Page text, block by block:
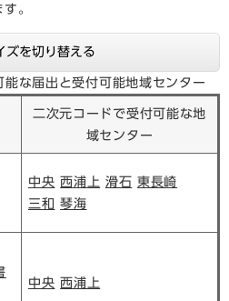
。
ズを切り替える
な届出と受付可能地域センター
二次元コードで受付可能な地
域センター
中央 西浦上 滑石 東長崎
三和 琴海
中央 西浦上